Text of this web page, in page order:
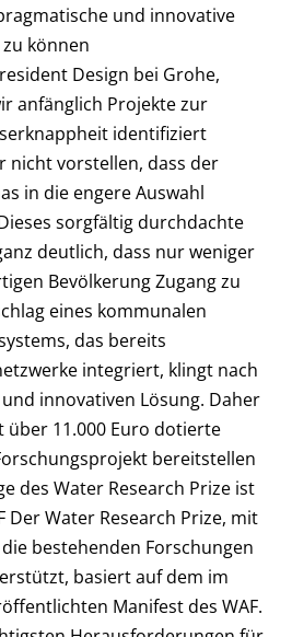
und innovative
können
Design bei Grohe,
anfänglich Projekte zur
identifiziert
nicht vorstellen, dass der
in die engere Auswahl
sorgfältig durchdachte
deutlich, dass nur weniger
Bevölkerung Zugang zu
eines kommunalen
das bereits
integriert, klingt nach
innovativen Lösung. Daher
über 11.000 Euro dotierte
bereitstellen
des Water Research Prize ist
Der Water Research Prize, mit
bestehenden Forschungen
basiert auf dem im
Manifest des WAF.